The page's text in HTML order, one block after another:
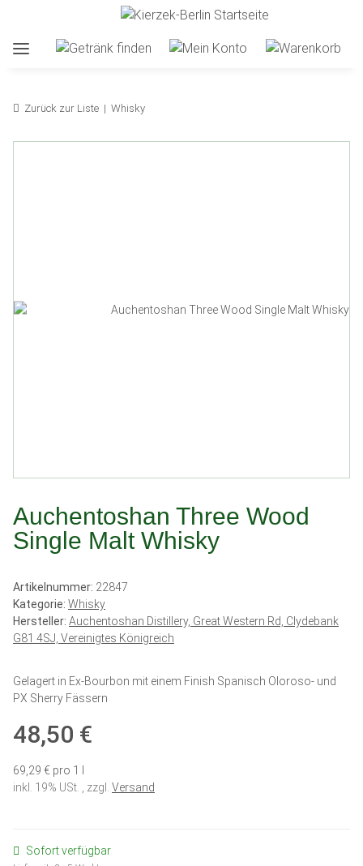
Zurück zur Liste Whisky
Auchentoshan Three Wood
Single Malt Whisky
Artikelnummer: 22847
Kategorie: Whisky
Hersteller: Auchentoshan Distillery, Great Western Rd, Clydebank
G81 4SJ, Vereinigtes Königreich
Gelagert in Ex-Bourbon mit einem Finish Spanisch Oloroso- und
PX Sherry Fässern
48,50 €
69,29 € pro 1 l
inkl. 19% USt. , zzgl. Versand
Sofort verfügbar